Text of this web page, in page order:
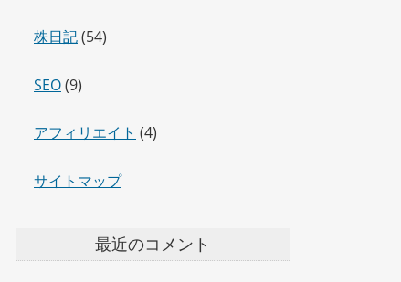
株日記(54)
SEO(9)
アフィリエイト (4)
サイトマップ
最近のコメント